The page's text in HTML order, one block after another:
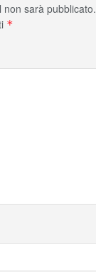
non sarà pubblicato.
*